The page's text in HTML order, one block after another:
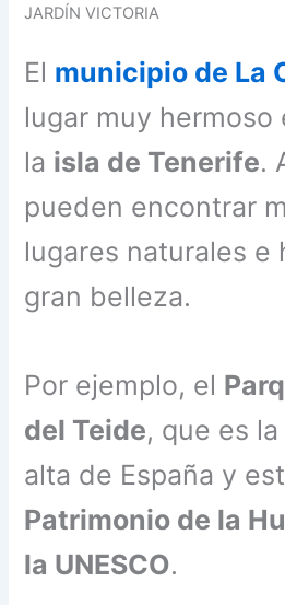
JARDÍN VICTORIA
El municipio de La
lugar muy
la isla de Tenerife.
pueden encontrar
lugares naturales e
gran belleza.
Por ejemplo, el
del Teide, que es
alta de España y
Patrimonio de la
la UNESCO.